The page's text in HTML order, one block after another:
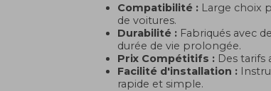
Compatibilité :Large choix
de voitures.
Durabilité :Fabriqués avec
durée de vie prolongée.
Prix Compétitifs :Des tarifs
Facilité d'installation :
rapide et simple.